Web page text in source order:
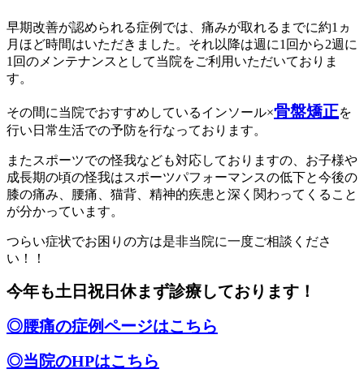
早期改善が認められる症例では、痛みが取れるまでに約1ヵ
月ほど時間はいただきました。それ以降は週に1回から2週に
1回のメンテナンスとして当院をご利用いただいておりま
す。
その間に当院でおすすめしているインソール×骨盤矯正を
行い日常生活での予防を行なっております。
またスポーツでの怪我なども対応しておりますの、お子様や
成長期の頃の怪我はスポーツパフォーマンスの低下と今後の
膝の痛み、腰痛、猫背、精神的疾患と深く関わってくること
が分かっています。
つらい症状でお困りの方は是非当院に一度ご相談くださ
い！！
今年も土日祝日休まず診療しております！
◎腰痛の症例ページはこちら
◎当院のHPはこちら